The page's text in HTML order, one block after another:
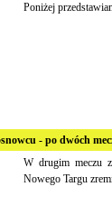
Poniżej
- po dwóch
W drugim meczu
Nowego Targu